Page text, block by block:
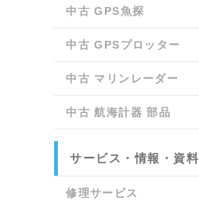
中古 GPS魚探
中古 GPSプロッター
中古 マリンレーダー
中古 航海計器 部品
サービス・情報・資料
修理サービス